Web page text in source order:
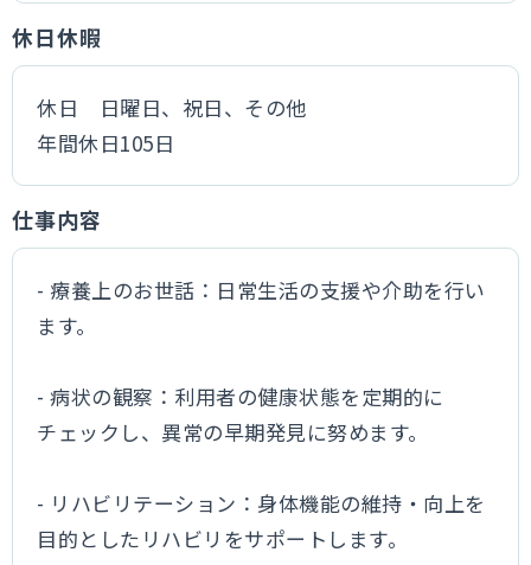
休日休暇
休日 日曜日、祝日、その他
年間休日105日
仕事内容
- 療養上のお世話：日常生活の支援や介助を行い
ます。
- 病状の観察：利用者の健康状態を定期的に
チェックし、異常の早期発見に努めます。
- リハビリテーション：身体機能の維持・向上を
目的としたリハビリをサポートします。